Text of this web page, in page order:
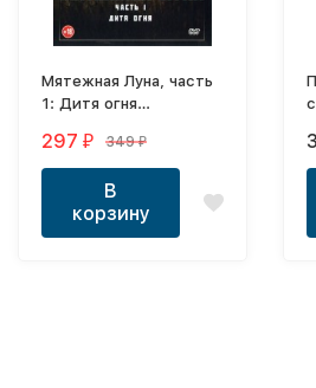
Мятежная Луна, часть
1: Дитя огня
297 ₽ 349₽
В
корзину